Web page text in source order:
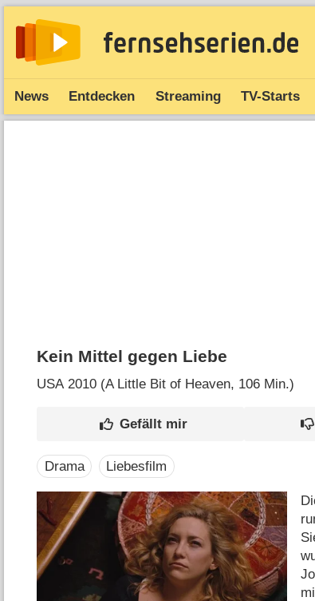
News Entdecken Streaming TV-Starts
Kein Mittel gegen Liebe
USA2010 (A Little Bit of Heaven‎, 106 Min.)
Drama Liebesfilm